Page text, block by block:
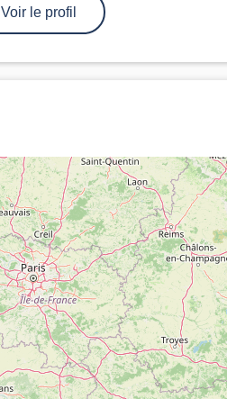
Voir le profil